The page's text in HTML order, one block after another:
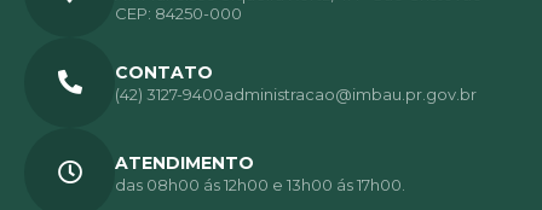
CEP: 84250-000
CONTATO
(42) 3127-9400administracao@imbau.pr.gov.br
ATENDIMENTO
das 08h00 ás 12h00 e 13h00 ás 17h00.